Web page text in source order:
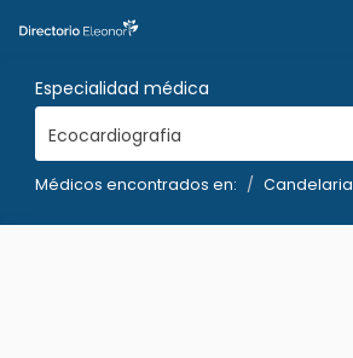
Especialidad médica
Ecocardiografia
Médicos encontrados en: Candelaria